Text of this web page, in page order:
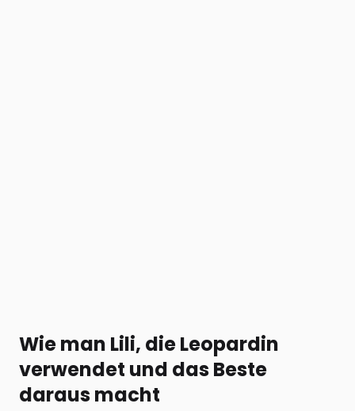
Wie man Lili, die Leopardin
verwendet und das Beste
daraus macht